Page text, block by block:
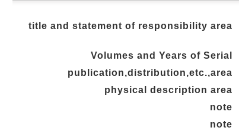
title and statement of responsibility area
Volumes and Years of Serial
publication,distribution,etc.,area
physical description area
note
note